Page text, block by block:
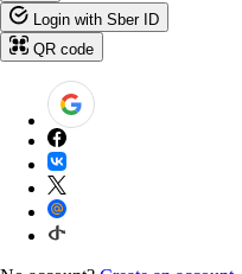
Login with Sber ID
QR code